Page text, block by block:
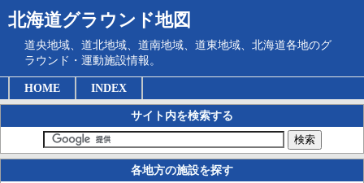
北海道グラウンド地図
道央地域、道北地域、道南地域、道東地域、北海道各地のグ
ラウンド・運動施設情報。
HOME INDEX
サイト内を検索する
各地方の施設を探す